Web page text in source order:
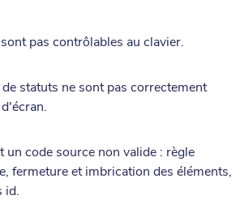
pas contrôlables au clavier.
statuts ne sont pas correctement
un code source non valide : règle
fermeture et imbrication des éléments,
id.